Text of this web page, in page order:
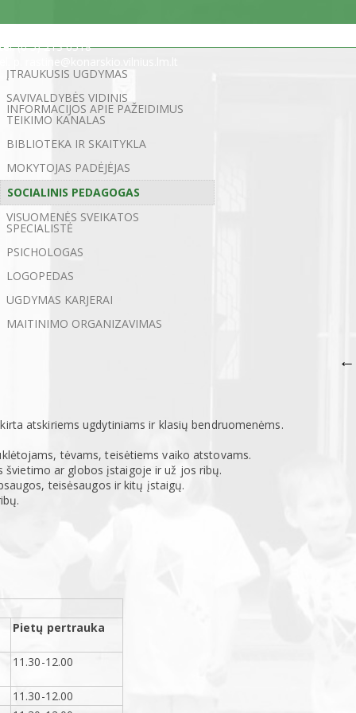
tel. (0 5) 213 0518
ĮTRAUKUSIS UGDYMAS
SAVIVALDYBĖS VIDINIS
INFORMACIJOS APIE PAŽEIDIMUS
TEIKIMO KANALAS
BIBLIOTEKA IR SKAITYKLA
MOKYTOJAS PADĖJĖJAS
SOCIALINIS PEDAGOGAS
VISUOMENĖS SVEIKATOS
SPECIALISTĖ
PSICHOLOGAS
LOGOPEDAS
UGDYMAS KARJERAI
MAITINIMO ORGANIZAVIMAS
←
atskiriems ugdytiniams ir klasių bendruomenėms.
tėvams, teisėtiems vaiko atstovams.
švietimo ar globos įstaigoje ir už jos ribų.
teisėsaugos ir kitų įstaigų.
Pietų pertrauka
11.30-12.00
11.30-12.00